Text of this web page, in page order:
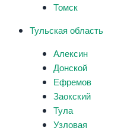
Томск
Тульская область
Алексин
Донской
Ефремов
Заокский
Тула
Узловая